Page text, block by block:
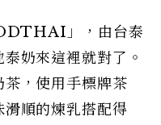
」，由台泰
奶來這裡就對了。
，使用手標牌茶
順的煉乳搭配得